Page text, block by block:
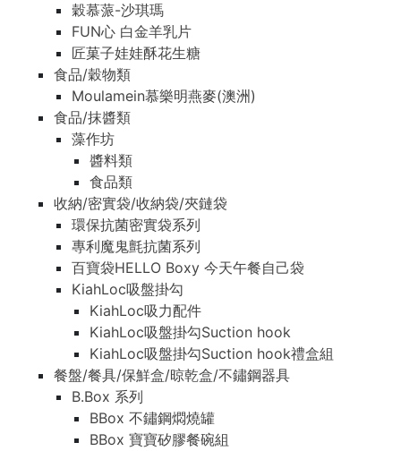
穀慕蒎-沙琪瑪
FUN心 白金羊乳片
匠菓子娃娃酥花生糖
食品/穀物類
Moulamein慕樂明燕麥(澳洲)
食品/抹醬類
藻作坊
醬料類
食品類
收納/密實袋/收納袋/夾鏈袋
環保抗菌密實袋系列
專利魔鬼氈抗菌系列
百寶袋HELLO Boxy 今天午餐自己袋
KiahLoc吸盤掛勾
KiahLoc吸力配件
KiahLoc吸盤掛勾Suction hook
KiahLoc吸盤掛勾Suction hook禮盒組
餐盤/餐具/保鮮盒/晾乾盒/不鏽鋼器具
B.Box 系列
BBox 不鏽鋼燜燒罐
BBox 寶寶矽膠餐碗組